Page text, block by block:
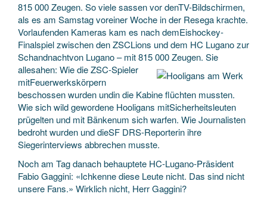
815 000 Zeugen. So viele sassen vor denTV-Bildschirmen,
als es am Samstag voreiner Woche in der Resega krachte.
Vorlaufenden Kameras kam es nach demEishockey-
Finalspiel zwischen den ZSCLions und dem HC Lugano zur
Schandnachtvon Lugano – mit 815 000 Zeugen. Sie
allesahen: Wie die ZSC-Spieler
mitFeuerwerkskörpern
beschossen wurden undin die Kabine flüchten mussten.
Wie sich wild gewordene Hooligans mitSicherheitsleuten
prügelten und mit Bänkenum sich warfen. Wie Journalisten
bedroht wurden und dieSF DRS-Reporterin ihre
Siegerinterviews abbrechen musste.
Noch am Tag danach behauptete HC-Lugano-Präsident
Fabio Gaggini: «Ichkenne diese Leute nicht. Das sind nicht
unsere Fans.» Wirklich nicht, Herr Gaggini?